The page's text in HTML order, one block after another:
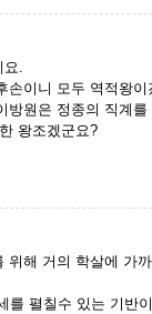
요.
손이니 모두 역적왕이
원은 정종의 직계
왕조겠군요?
위해 거의 학살에 가
를 펼칠수 있는 기